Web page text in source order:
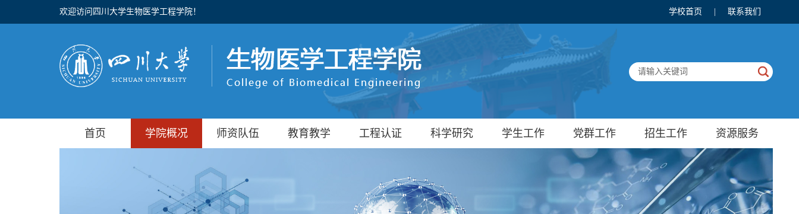
欢迎访问四川大学生物医学工程学院！ 学校首页 联系我们
首页 学院概况 师资队伍 教育教学 工程认证 科学研究 学生工作 党群工作 招生工作 资源服务